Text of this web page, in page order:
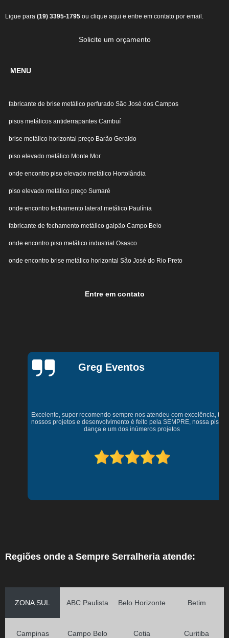
Ligue para (19) 3395-1795 ou clique aqui e entre em contato por email.
Solicite um orçamento
MENU
fabricante de brise metálico perfurado São José dos Campos
pisos metálicos antiderrapantes Cambuí
brise metálico horizontal preço Barão Geraldo
piso elevado metálico Monte Mor
onde encontro piso elevado metálico Hortolândia
piso elevado metálico preço Sumaré
onde encontro fechamento lateral metálico Paulínia
fabricante de fechamento metálico galpão Campo Belo
onde encontro piso metálico industrial Osasco
onde encontro brise metálico horizontal São José do Rio Preto
Entre em contato
Greg Eventos
Excelente, super recomendo sempre nos atendeu com excelência, todos
nossos projetos e desenvolvimento é feito pela SEMPRE, nossa pista de
dança e um dos inúmeros projetos
Regiões onde a Sempre Serralheria atende:
ZONA SUL ABC Paulista Belo Horizonte Betim
Campinas Campo Belo Cotia Curitiba